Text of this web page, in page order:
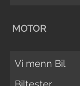
MOTOR
Vi menn Bil